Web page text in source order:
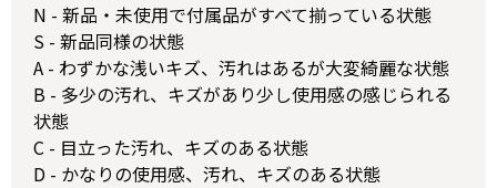
N - 新品・未使用で付属品がすべて揃っている状態
S - 新品同様の状態
A - わずかな浅いキズ、汚れはあるが大変綺麗な状態
B - 多少の汚れ、キズがあり少し使用感の感じられる
状態
C - 目立った汚れ、キズのある状態
D - かなりの使用感、汚れ、キズのある状態